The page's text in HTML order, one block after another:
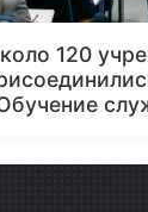
120